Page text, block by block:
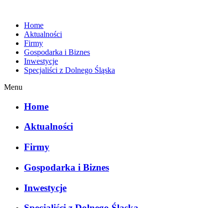
Home
Aktualności
Firmy
Gospodarka i Biznes
Inwestycje
Specjaliści z Dolnego Śląska
Menu
Home
Aktualności
Firmy
Gospodarka i Biznes
Inwestycje